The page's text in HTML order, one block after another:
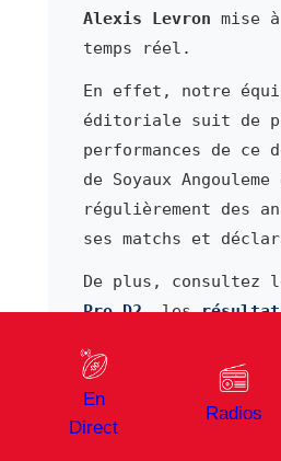
Alexis Levron mise
temps réel.
En effet, notre
éditoriale suit de
performances de ce
de Soyaux
régulièrement des
ses matchs et
De plus, consultez
Pro D2, les
l'évolution de son
Par ailleurs,
En
Direct
Radios